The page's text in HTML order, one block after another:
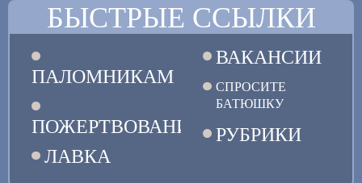
БЫСТРЫЕ ССЫЛКИ
ПАЛОМНИКАМ
ПОЖЕРТВОВАНИЯ
ЛАВКА
ВАКАНСИИ
СПРОСИТЕ
БАТЮШКУ
РУБРИКИ